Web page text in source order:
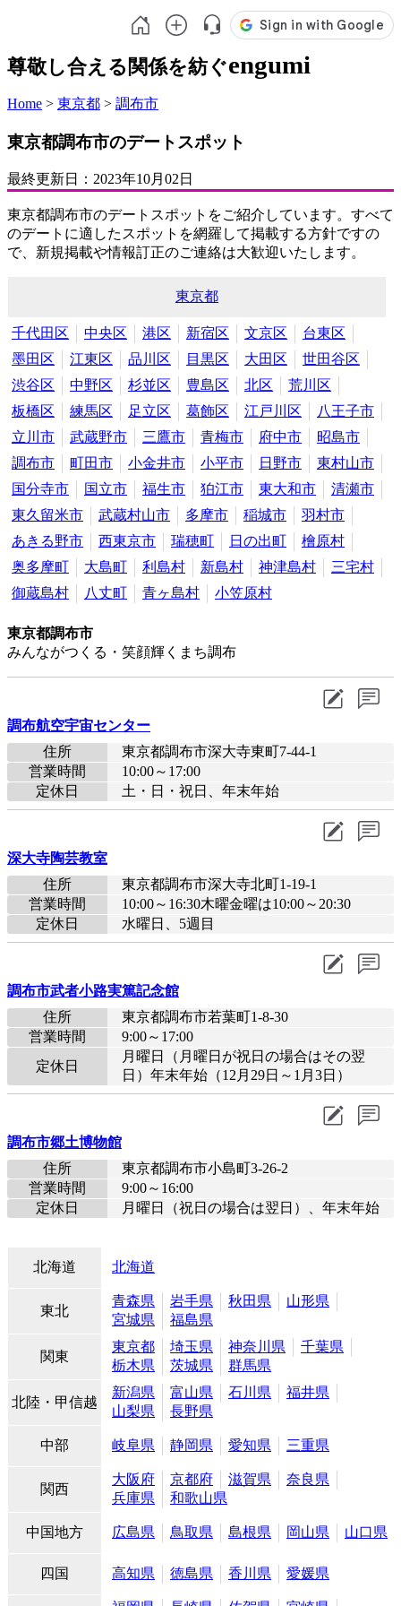
尊敬し合える関係を紡ぐengumi
Home > 東京都 > 調布市
東京都調布市のデートスポット
最終更新日： 2023年10月02日
東京都調布市のデートスポットをご紹介しています。すべて
のデートに適したスポットを網羅して掲載する方針ですの
で、新規掲載や情報訂正のご連絡は大歓迎いたします。
東京都
千代田区 中央区 港区 新宿区 文京区
台東区
墨田区
江東区 品川区 目黒区 大田区
世田谷区
渋谷区
中野区 杉並区 豊島区 北区
荒川区
板橋区
練馬区 足立区 葛飾区 江戸川区
八王子市
立川市
武蔵野市 三鷹市 青梅市 府中市
昭島市
調布市
町田市 小金井市 小平市 日野市
東村山市
国分寺市
国立市 福生市 狛江市 東大和市
清瀬市
東久留米市
武蔵村山市 多摩市 稲城市
羽村市
あきる野市
西東京市 瑞穂町 日の出町
檜原村
奥多摩町
大島町 利島村 新島村 神津島村
三宅村
御蔵島村
八丈町 青ヶ島村 小笠原村
東京都調布市
みんながつくる・笑顔輝くまち調布
調布航空宇宙センター
住所
東京都調布市深大寺東町7-44-1
営業時間
10:00～17:00
定休日
土・日・祝日、年末年始
深大寺陶芸教室
住所
東京都調布市深大寺北町1-19-1
営業時間
10:00～16:30木曜金曜は10:00～20:30
定休日
水曜日、5週目
調布市武者小路実篤記念館
住所
東京都調布市若葉町1-8-30
営業時間
9:00～17:00
定休日
月曜日（月曜日が祝日の場合はその翌
日）年末年始（12月29日～1月3日）
調布市郷土博物館
住所
東京都調布市小島町3-26-2
営業時間
9:00～16:00
定休日
月曜日（祝日の場合は翌日）、年末年始
北海道 北海道
東北
青森県 岩手県 秋田県
山形県
宮城県
福島県
関東
東京都 埼玉県 神奈川県
千葉県
栃木県
茨城県 群馬県
北陸・甲信越
新潟県 富山県 石川県
福井県
山梨県
長野県
中部 岐阜県 静岡県 愛知県 三重県
関西
大阪府 京都府 滋賀県
奈良県
兵庫県
和歌山県
中国地方 広島県 鳥取県 島根県 岡山県 山口県
四国 高知県 徳島県 香川県 愛媛県